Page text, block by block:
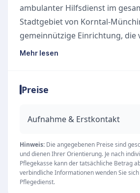
ambulanter Hilfsdienst im
Stadtgebiet von Korntal-
gemeinnützige Einrichtung, die
Füreinander-Miteinander e.V.,
1999 pflegebedürftige
Qualifiziertes Team
aus rund 60 Mitarbeiterinnen
In der direkten Pflege werden
examinierte Pflegekräfte
durch regelmäßige
Mehr lesen
Preise
Aufnahme & Erstkontakt
Hinweis: Die angegebenen Preise sind
und dienen Ihrer Orientierung. Je nach
Pflegekasse kann der tatsächliche Betrag
verbindliche Informationen wenden Sie
Pflegedienst.